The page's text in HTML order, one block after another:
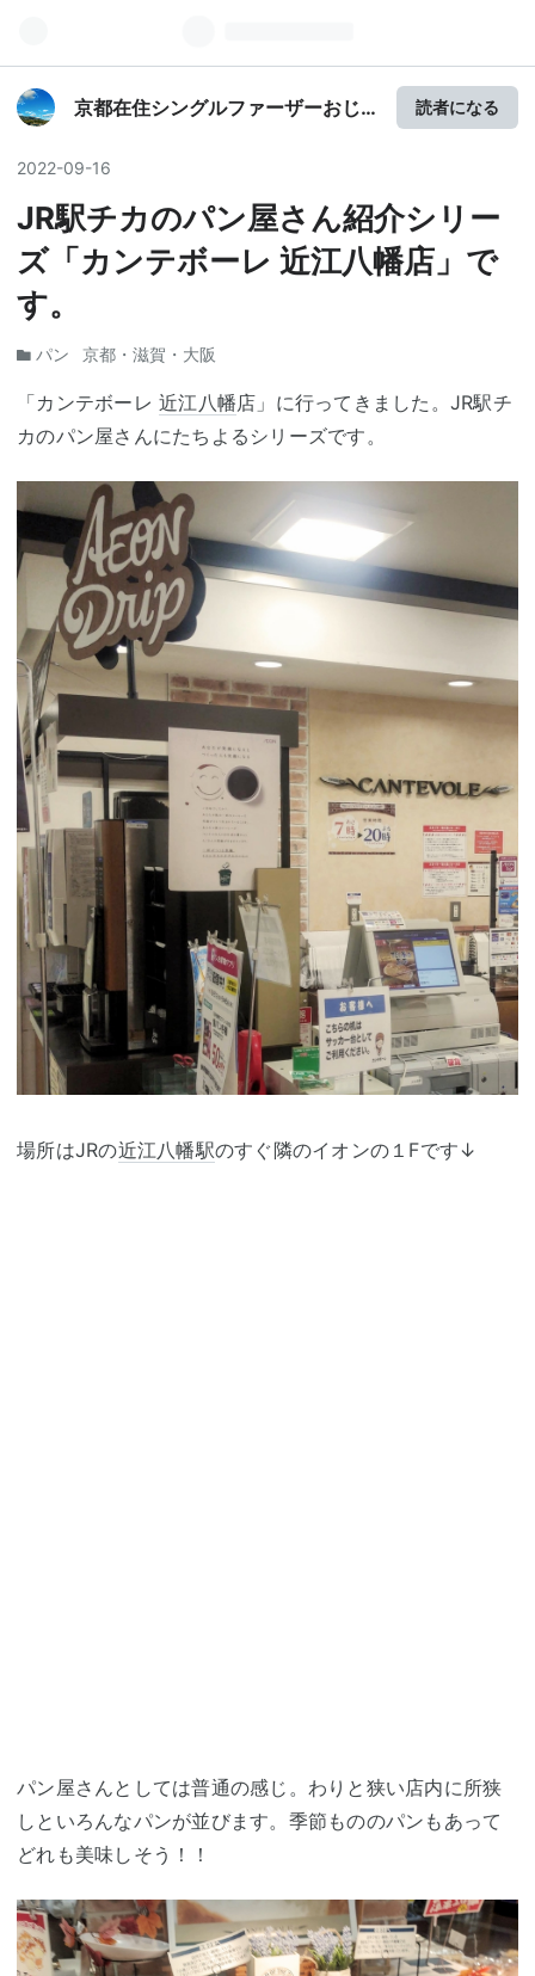
京都在住シングルファーザーおじ
読者になる
2022-09-16
JR駅チカのパン屋さん紹介シリー
ズ「カンテボーレ 近江八幡店」で
す。
パン 京都・滋賀・大阪
「カンテボーレ 近江八幡店」に行ってきました。JR駅チ
カのパン屋さんにたちよるシリーズです。
場所はJRの近江八幡駅のすぐ隣のイオンの１Fです↓
パン屋さんとしては普通の感じ。わりと狭い店内に所狭
しといろんなパンが並びます。季節もののパンもあって
どれも美味しそう！！